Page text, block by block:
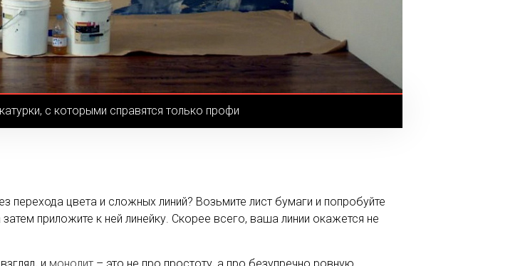
с которыми справятся только профи
цвета и сложных линий? Возьмите лист бумаги и попробуйте
приложите к ней линейку. Скорее всего, ваша линии окажется не